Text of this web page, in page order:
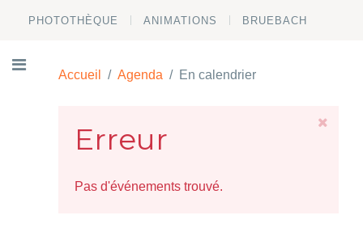
PHOTOTHÈQUE ANIMATIONS BRUEBACH
Accueil Agenda En calendrier
Erreur
Pas d'événements trouvé.